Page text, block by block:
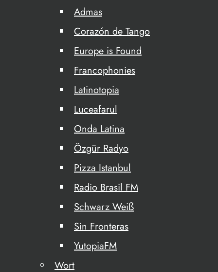
Admas
Corazón de Tango
Europe is Found
Francophonies
Latinotopia
Luceafarul
Onda Latina
Özgür Radyo
Pizza Istanbul
Radio Brasil FM
Schwarz Weiß
Sin Fronteras
YutopiaFM
Wort